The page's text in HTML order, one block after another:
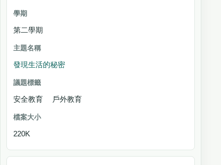
第二學期
發現生活的秘密
安全教育 戶外教育
220K